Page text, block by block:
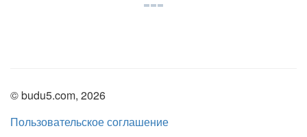
© budu5.com, 2026
Пользовательское соглашение